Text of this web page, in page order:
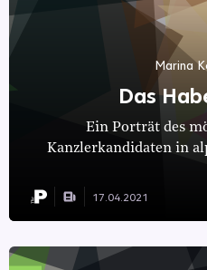
Marina
Das
Ein Porträt des
Kanzlerkandidaten in
17.04.2021